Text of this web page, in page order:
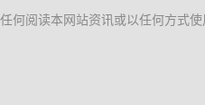
任何阅读本网站资讯或以任何方式